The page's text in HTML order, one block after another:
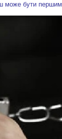
може бути першим